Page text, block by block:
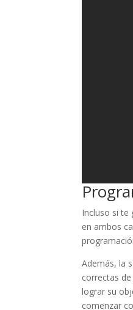
Incluso si te
en ambos
Además, la
correctas
lograr su
comenzar